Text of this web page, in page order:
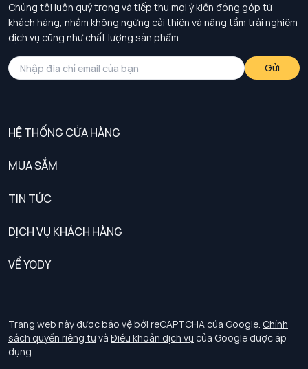
Chúng tôi luôn quý trọng và tiếp thu mọi ý kiến đóng góp từ
khách hàng, nhằm không ngừng cải thiện và nâng tầm trải nghiệm
dịch vụ cũng như chất lượng sản phẩm.
Gửi
HỆ THỐNG CỬA HÀNG
MUA SẮM
TIN TỨC
DỊCH VỤ KHÁCH HÀNG
Chính sách khách hàng thân thiết
Chính sách bảo vệ dữ liệu cá nhân
Chính sách thanh toán, giao nhận
VỀ YODY
Tuyển dụng
Trang web này được bảo vệ bởi reCAPTCHA của Google. Chính
sách quyền riêng tưvà Điều khoản dịch vụ của Google được áp
dụng.